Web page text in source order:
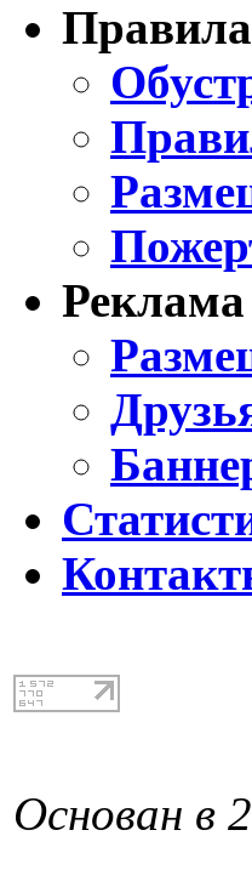
Правила
Реклама
Основан в